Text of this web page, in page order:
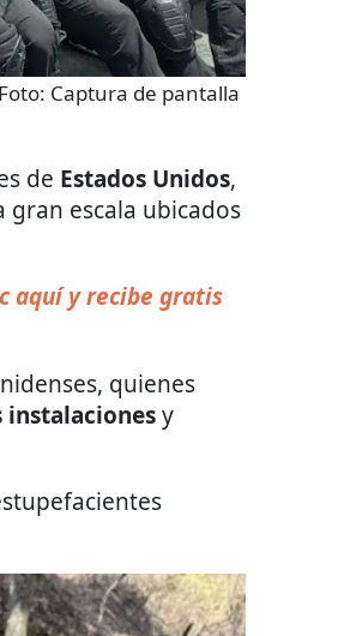
Captura de pantalla
de Estados Unidos,
escala ubicados
aquí y recibe gratis
quienes
instalacionesy